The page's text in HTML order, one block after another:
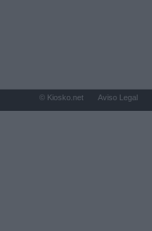
© Kiosko.net Aviso Legal